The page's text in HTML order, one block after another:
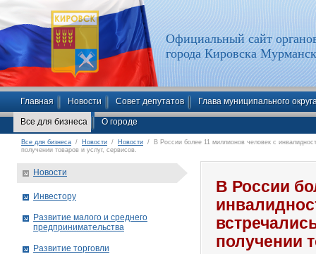
Официальный сайт
города Кировска
Главная Новости Совет депутатов Глава муниципального
Все для бизнеса О городе
Все для бизнеса / Новости / Новости / В России более 11 миллионов человек с
получении товаров и услуг, сервисов.
В России
получении
Новости
Инвестору
Развитие малого и среднего
предпринимательства
Развитие торговли